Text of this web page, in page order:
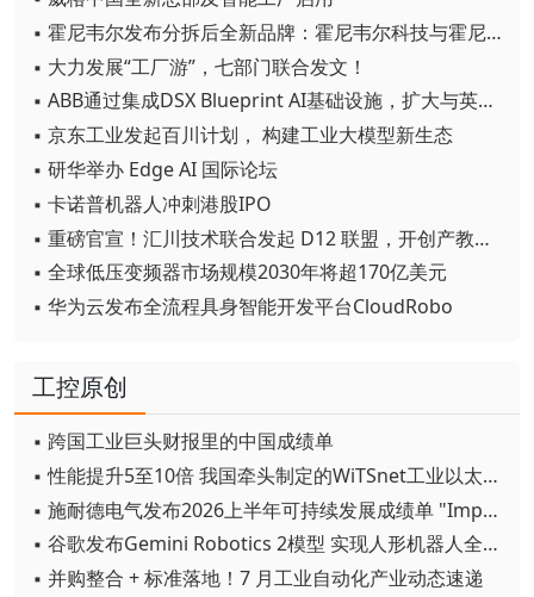
▪ 霍尼韦尔发布分拆后全新品牌：霍尼韦尔科技与霍尼韦尔航空航天
▪ 大力发展“工厂游”，七部门联合发文！
▪ ABB通过集成DSX Blueprint AI基础设施，扩大与英伟达的合作
▪ 京东工业发起百川计划， 构建工业大模型新生态
▪ 研华举办 Edge AI 国际论坛
▪ 卡诺普机器人冲刺港股IPO
▪ 重磅官宣！汇川技术联合发起 D12 联盟，开创产教融合新范式
▪ 全球低压变频器市场规模2030年将超170亿美元
▪ 华为云发布全流程具身智能开发平台CloudRobo
工控原创
▪ 跨国工业巨头财报里的中国成绩单
▪ 性能提升5至10倍 我国牵头制定的WiTSnet工业以太网国际标准正式发布
▪ 施耐德电气发布2026上半年可持续发展成绩单 "Impact 2030"路线图开局稳健
▪ 谷歌发布Gemini Robotics 2模型 实现人形机器人全身智能控制突破
▪ 并购整合 + 标准落地！7 月工业自动化产业动态速递